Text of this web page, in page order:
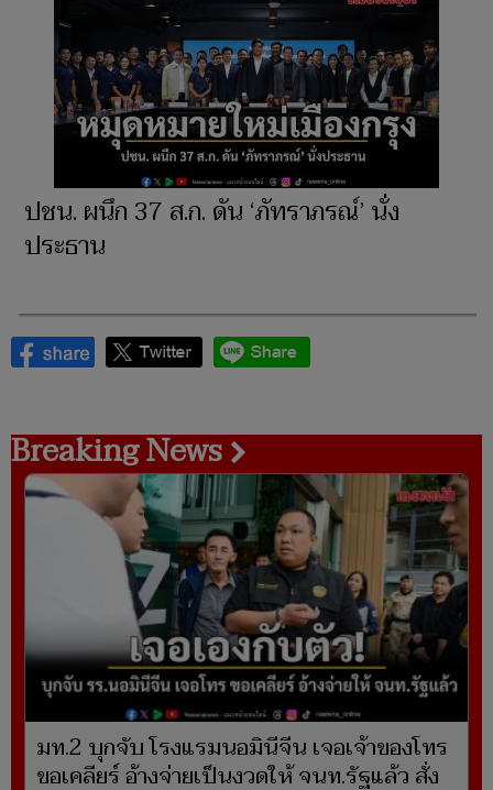
ปชน. ผนึก 37 ส.ก. ดัน ‘ภัทราภรณ์’ นั่ง
ประธาน
Breaking News
มท.2 บุกจับ โรงแรมนอมินีจีน เจอเจ้าของโทร
ขอเคลียร์ อ้างจ่ายเป็นงวดให้ จนท.รัฐแล้ว สั่ง